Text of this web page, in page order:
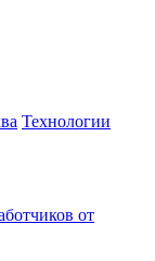
Технологии
от